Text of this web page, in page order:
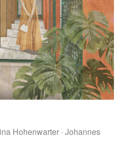
Hohenwarter · Johannes